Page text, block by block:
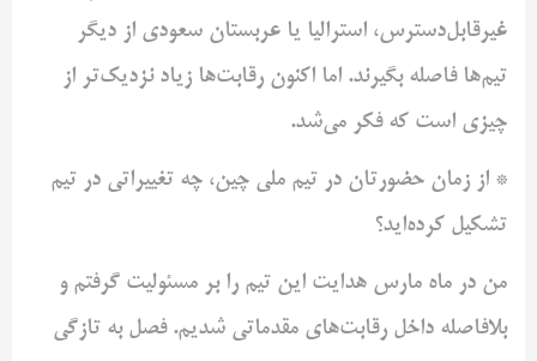
غیرقابل‌دسترس، استرالیا یا عربستان سعودی از دیگر
تیم‌ها فاصله بگیرند. اما اکنون رقابت‌ها زیاد نزدیک‌تر از
چیزی است که فکر می‌شد.
* از زمان حضورتان در تیم ملی چین، چه تغییراتی در تیم
تشکیل کرده‌اید؟
من در ماه مارس هدایت این تیم را بر مسئولیت گرفتم و
بلافاصله داخل رقابت‌های مقدماتی شدیم. فصل به تازگی